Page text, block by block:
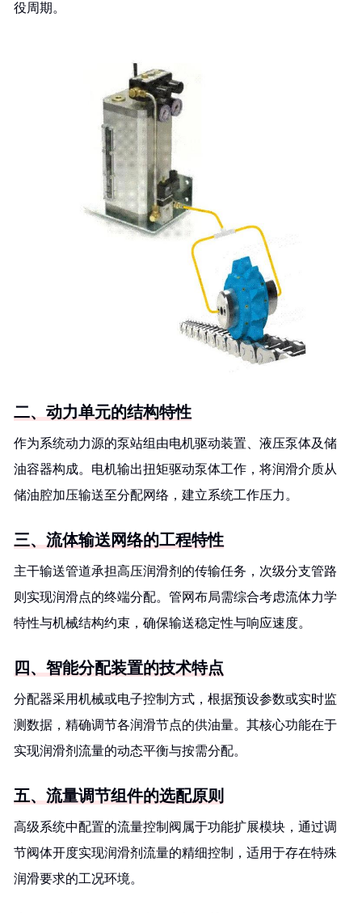
役周期。
二、动力单元的结构特性
作为系统动力源的泵站组由电机驱动装置、液压泵体及储
油容器构成。电机输出扭矩驱动泵体工作，将润滑介质从
储油腔加压输送至分配网络，建立系统工作压力。
三、流体输送网络的工程特性
主干输送管道承担高压润滑剂的传输任务，次级分支管路
则实现润滑点的终端分配。管网布局需综合考虑流体力学
特性与机械结构约束，确保输送稳定性与响应速度。
四、智能分配装置的技术特点
分配器采用机械或电子控制方式，根据预设参数或实时监
测数据，精确调节各润滑节点的供油量。其核心功能在于
实现润滑剂流量的动态平衡与按需分配。
五、流量调节组件的选配原则
高级系统中配置的流量控制阀属于功能扩展模块，通过调
节阀体开度实现润滑剂流量的精细控制，适用于存在特殊
润滑要求的工况环境。